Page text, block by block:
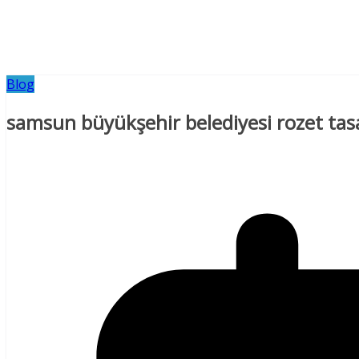
Blog
samsun büyükşehir belediyesi rozet